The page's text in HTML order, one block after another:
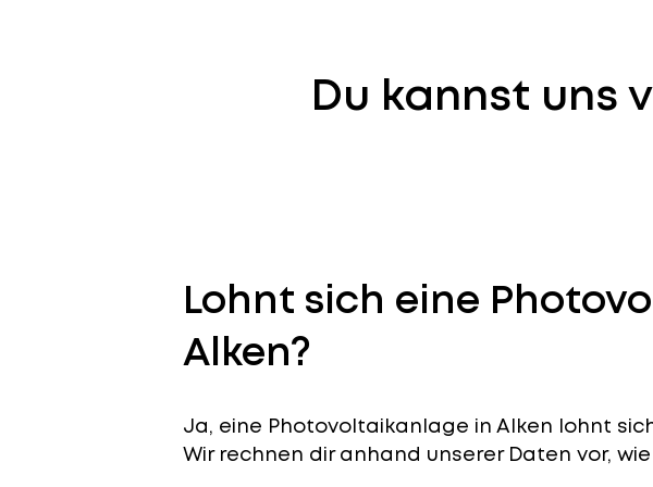
Du kannst uns
Lohnt sich eine
Alken?
Ja, eine Photovoltaikanlage in Alken lohnt
Wir rechnen dir anhand unserer Daten vor,